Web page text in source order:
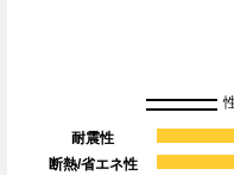
耐震性
断熱/省エネ性